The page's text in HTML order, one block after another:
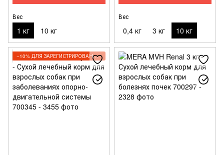
Вес
1 кг 10 кг
Вес
0,4 кг 3 кг 10 кг
−10% ДЛЯ ЗАРЕГИСТРИРОВАННЫХ КЛИЕНТОВ